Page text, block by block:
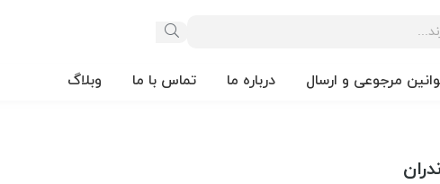
مرجوعی و ارسال درباره ما تماس با ما وبلاگ